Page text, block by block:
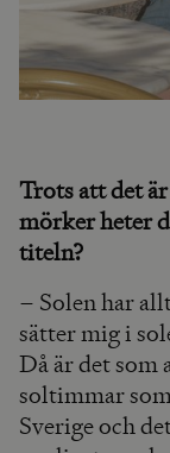
Trots att det
mörker heter
titeln?
– Solen har
sätter mig i
Då är det som
soltimmar
Sverige och